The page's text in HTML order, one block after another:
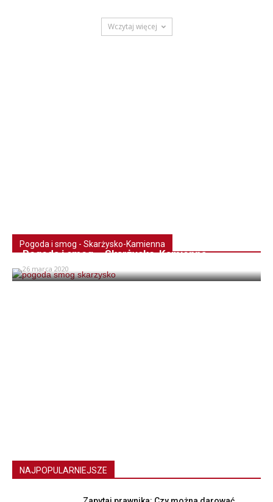
Wczytaj więcej
Pogoda i smog - Skarżysko-Kamienna
Pogoda i smog – Skarżysko-Kamienna
26 marca 2020
NAJPOPULARNIEJSZE